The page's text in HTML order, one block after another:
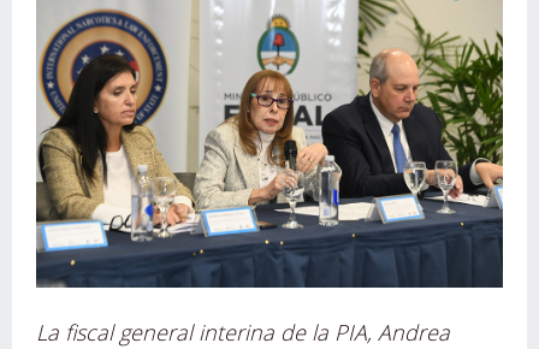
La fiscal general interina de la PIA, Andrea